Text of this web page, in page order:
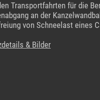
Transportfahrten für die
an der
von Schneelast eines
& Bilder